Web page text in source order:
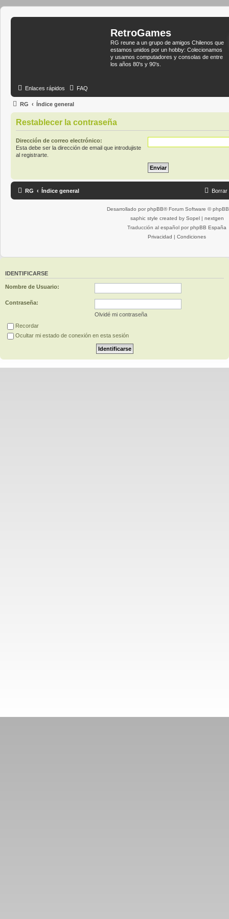
RetroGames
RG reune a un grupo de amigos Chilenos que
estamos unidos por un hobby: Colecionamos
y usamos computadores y consolas de entre
los años 80's y 90's.
Enlaces rápidos FAQ
RG Índice general
Restablecer la contraseña
Dirección de correo electrónico:
Esta debe ser la dirección de email que introdujiste
al registrarte.
RG Índice general Borrar
Desarrollado por phpBB® Forum Software ©
saphic style created by Sopel| nextgen
Traducción al español por phpBB España
Privacidad | Condiciones
IDENTIFICARSE
Nombre de Usuario:
Contraseña:
Olvidé mi contraseña
Recordar
Ocultar mi estado de conexión en esta sesión